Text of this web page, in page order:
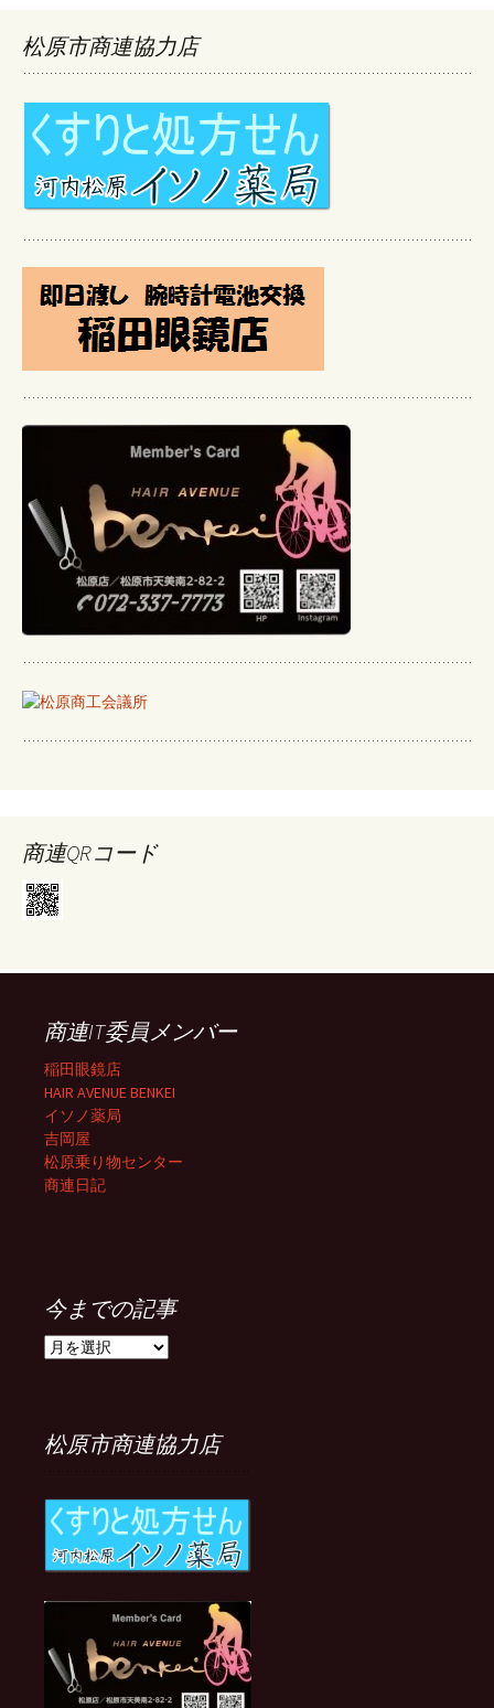
松原市商連協力店
商連QRコード
商連IT委員メンバー
稲田眼鏡店
HAIR AVENUE BENKEI
イソノ薬局
吉岡屋
松原乗り物センター
商連日記
今までの記事
今
記
事
松原市商連協力店